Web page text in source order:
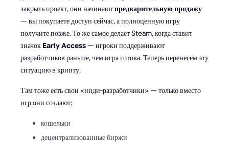
закрыть проект, они начинаютпредварительную продажу
— вы покупаете доступ сейчас, а полноценную игру
получите позже. То же самое делает Steam, когда ставит
значок Early Access— игроки поддерживают
разработчиков раньше, чем игра готова. Теперь перенесём эту
ситуацию в крипту.
Там тоже есть свои «инди-разработчики» — только вместо
игр они создают:
кошельки
децентрализованные биржи